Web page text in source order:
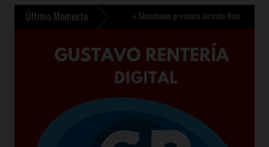
Último Momento
Cuidado Infantil en Chalco Sheinbaum presenta Jornada Nacional de